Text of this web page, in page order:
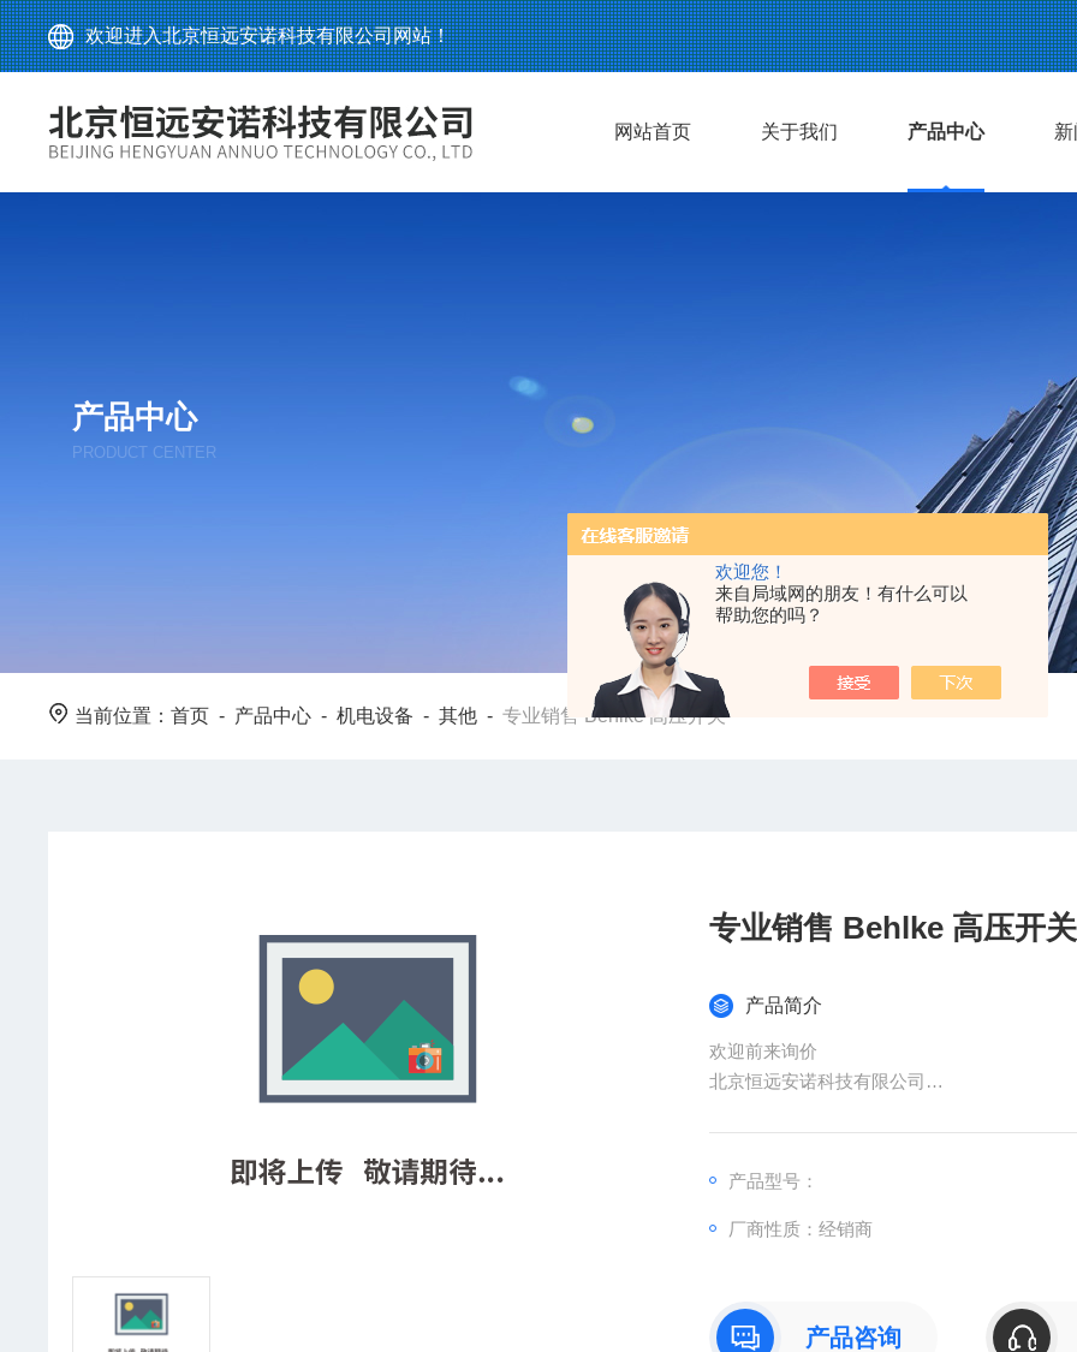
欢迎您！
来自局域网的朋友！有什么可以
帮助您的吗？
欢迎进入北京恒远安诺科技有限公司网站！
网站首页 关于我们 产品中心
产品中心
PRODUCT CENTER
当前位置：首页 - 产品中心 -机电设备 -其他 -专业销售 Behlke 高压开关
专业销售 Behlke 高压开关
产品简介
欢迎前来询价
北京恒远安诺科技有限公司
：
仪器仪表、零配件，保证*。公司
产品型号：
厂商性质：经销商
产品咨询